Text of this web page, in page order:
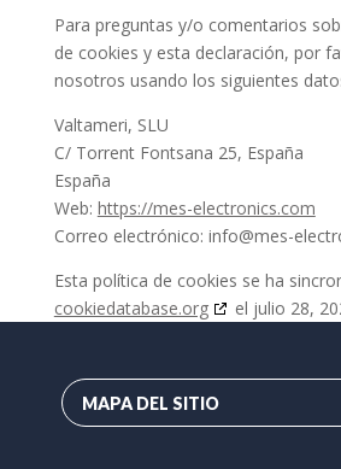
Para preguntas y/o comentarios
de cookies y esta declaración, por
nosotros usando los siguientes
Valtameri, SLU
C/ Torrent Fontsana 25, España
España
Web: https://mes-electronics.com
Correo electrónico: info@mes-
Esta política de cookies se ha
cookiedatabase.org
el julio 28,
MAPA DEL SITIO